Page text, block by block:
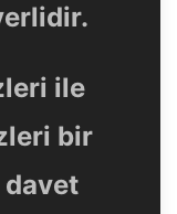
ile
bir
davet